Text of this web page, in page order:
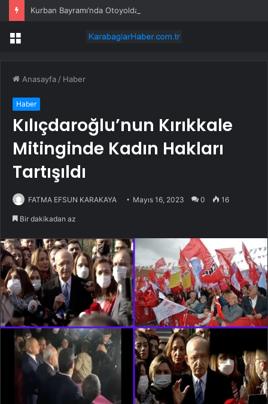
Kurban Bayramı’nda Otoyolda Yoğunluk
Menü
Anasayfa / Haber
Haber
Kılıçdaroğlu’nun Kırıkkale
Mitinginde Kadın Hakları
Tartışıldı
FATMA EFSUN KARAKAYA Mayıs 16, 2023 0 16
Bir dakikadan az